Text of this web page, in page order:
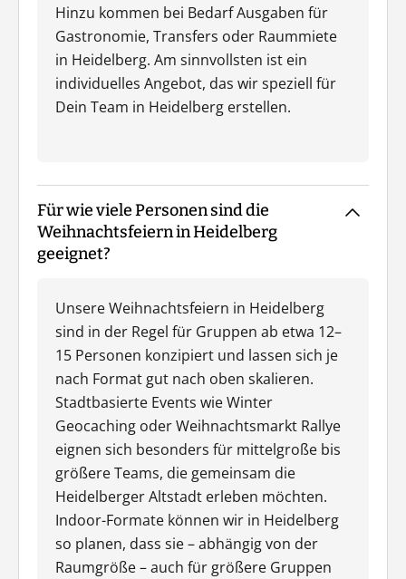
Hinzu kommen bei Bedarf Ausgaben für
Gastronomie, Transfers oder Raummiete
in Heidelberg. Am sinnvollsten ist ein
individuelles Angebot, das wir speziell für
Dein Team in Heidelberg erstellen.
Für wie viele Personen sind die
Weihnachtsfeiern in Heidelberg
geeignet?
Unsere Weihnachtsfeiern in Heidelberg
sind in der Regel für Gruppen ab etwa 12–
15 Personen konzipiert und lassen sich je
nach Format gut nach oben skalieren.
Stadtbasierte Events wie Winter
Geocaching oder Weihnachtsmarkt Rallye
eignen sich besonders für mittelgroße bis
größere Teams, die gemeinsam die
Heidelberger Altstadt erleben möchten.
Indoor-Formate können wir in Heidelberg
so planen, dass sie – abhängig von der
Raumgröße – auch für größere Gruppen